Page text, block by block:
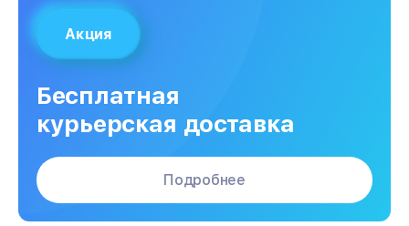
Акция
Бесплатная
курьерская доставка
Подробнее